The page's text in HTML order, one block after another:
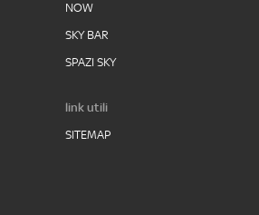
NOW
SKY BAR
SPAZI SKY
link utili
SITEMAP